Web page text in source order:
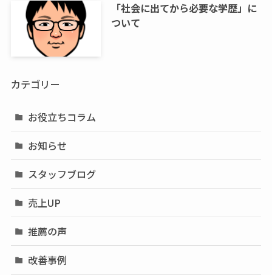
「社会に出てから必要な学歴」に
ついて
カテゴリー
お役立ちコラム
お知らせ
スタッフブログ
売上UP
推薦の声
改善事例